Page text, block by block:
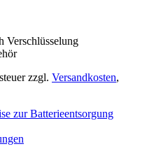
Verschlüsselung
zzgl. Versandkosten,
zur Batterieentsorgung